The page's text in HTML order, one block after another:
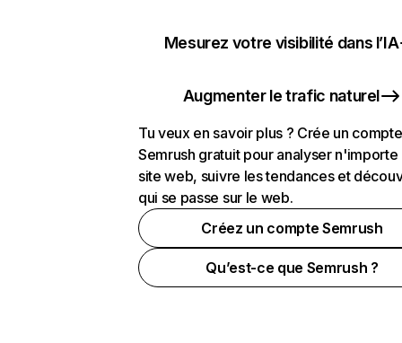
Mesurez votre visibilité dans l’IA
Augmenter le trafic naturel
Tu veux en savoir plus ? Crée un compte
Semrush gratuit pour analyser n'importe
site web, suivre les tendances et
qui se passe sur le web.
Créez un compte Semrush
Qu’est-ce que Semrush ?